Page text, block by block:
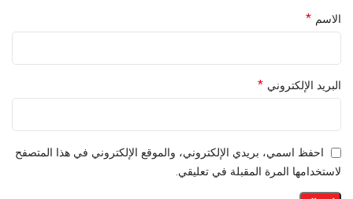
الاسم *
البريد الإلكتروني *
احفظ اسمي، بريدي الإلكتروني، والموقع الإلكتروني في هذا المتصفح
لاستخدامها المرة المقبلة في تعليقي.